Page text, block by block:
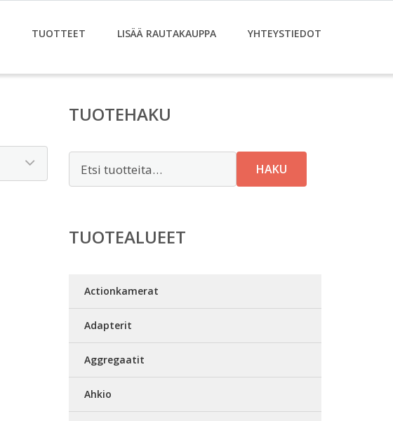
TUOTTEET LISÄÄ RAUTAKAUPPA YHTEYSTIEDOT
TUOTEHAKU
HAKU
TUOTEALUEET
Actionkamerat
Adapterit
Aggregaatit
Ahkio